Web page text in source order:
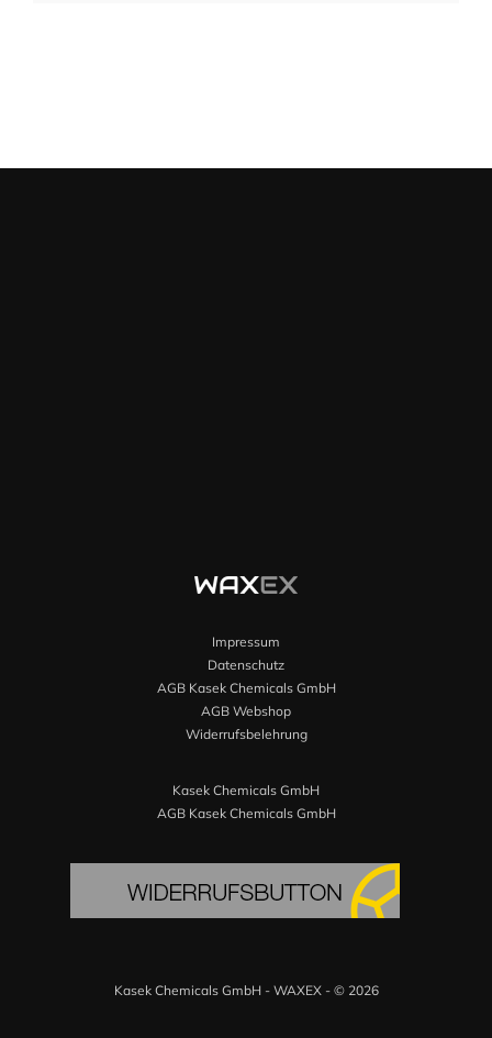
Impressum
Datenschutz
AGB Kasek Chemicals GmbH
AGB Webshop
Widerrufsbelehrung
Kasek Chemicals GmbH
AGB Kasek Chemicals GmbH
Kasek Chemicals GmbH - WAXEX - © 2026